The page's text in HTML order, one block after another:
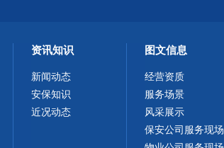
资讯知识
新闻动态
安保知识
近况动态
图文信息
经营资质
服务场景
风采展示
保安公司服务现场